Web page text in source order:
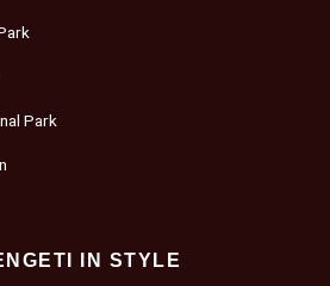
Park
IN STYLE